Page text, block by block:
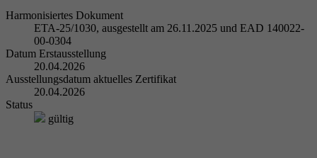
Harmonisiertes Dokument
ETA-25/1030, ausgestellt am 26.11.2025 und EAD 140022-
00-0304
Datum Erstausstellung
20.04.2026
Ausstellungsdatum aktuelles Zertifikat
20.04.2026
Status
gültig